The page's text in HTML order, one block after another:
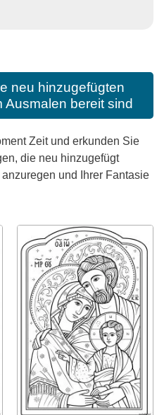
neu hinzugefügten
Ausmalen bereit sind
Zeit und erkunden Sie
die neu hinzugefügt
und Ihrer Fantasie